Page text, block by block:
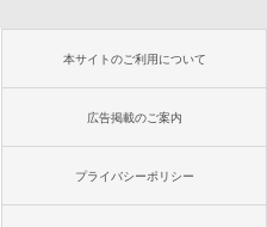
本サイトのご利用について
広告掲載のご案内
プライバシーポリシー